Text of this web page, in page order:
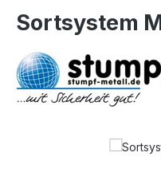
Sortsystem
Bildergalerie überspringen